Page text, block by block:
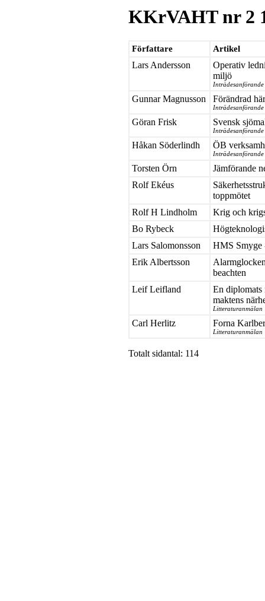
KKrVAHT nr 2
Författare Artikel
Lars Andersson
Operativ
miljö
Gunnar Magnusson Förändrad
Göran Frisk Svensk
Håkan Söderlindh ÖB
Torsten Örn
Jämförande
Rolf Ekéus
toppmötet
Rolf H Lindholm
Krig och
Bo Rybeck
Lars Salomonsson
HMS Smyge
Erik Albertsson
beachten
Leif Leifland
En
maktens
Litteraturanmälan
Carl Herlitz Forna
Litteraturanmälan
Totalt sidantal: 114